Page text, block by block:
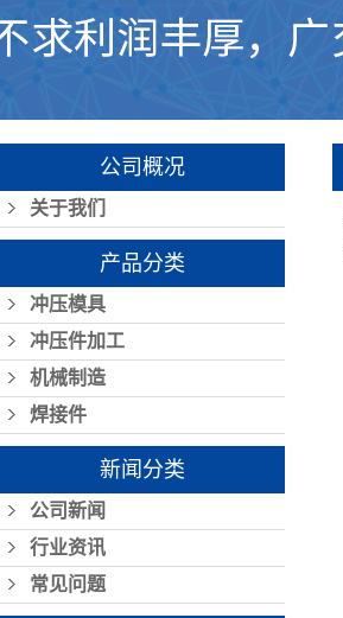
公司概况
关于我们
产品分类
冲压模具
冲压件加工
机械制造
焊接件
新闻分类
公司新闻
行业资讯
常见问题